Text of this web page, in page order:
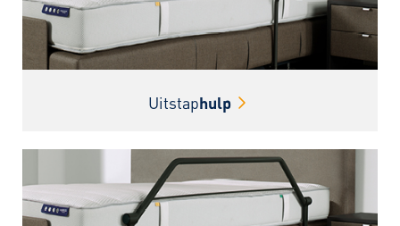
Uitstaphulp